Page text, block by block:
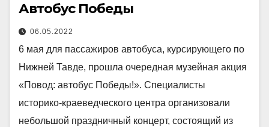
Автобус Победы
06.05.2022
6 мая для пассажиров автобуса, курсирующего по
Нижней Тавде, прошла очередная музейная акция
«Повод: автобус Победы!». Специалисты
историко-краеведческого центра организовали
небольшой праздничный концерт, состоящий из